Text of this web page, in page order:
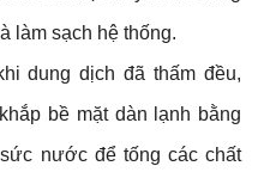
làm sạch hệ thống.
dung dịch đã thấm đều,
bề mặt dàn lạnh bằng
nước để tống các chất